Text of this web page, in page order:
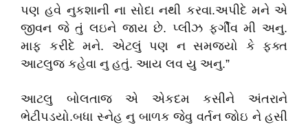
પણ હવે નુકશાની ના સોદા નથી કરવા.અપીદે મને એ
જીવન જે તું લઇને જાય છે. પ્લીઝ ફર્ગીવ મી અનુ.
માફ કરીદે મને. એટલું પણ ન સમજયો કે ફક્ત
આટલુજ કહેવા નુ હતું. આય લવ યુ અનુ.”
આટલુ બોલતાજ એ એકદમ કસીને અંતરાને
ભેટીપડયો.બધા સ્નેહ નુ બાળક જેવુ વર્તન જોઇ ને હસી